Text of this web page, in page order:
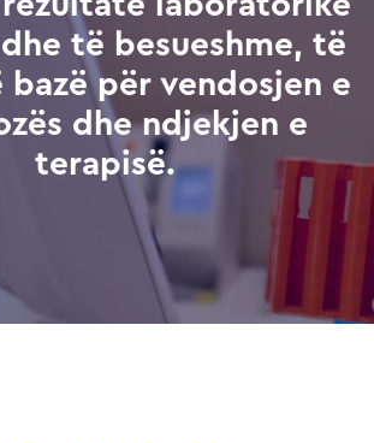
të besueshme, të
për vendosjen e
dhe ndjekjen e
terapisë.